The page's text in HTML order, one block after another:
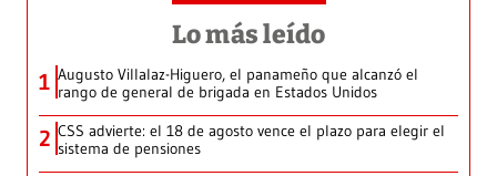
Lo más leído
1 Augusto Villalaz-Higuero, el panameño que alcanzó el
rango de general de brigada en Estados Unidos
2 CSS advierte: el 18 de agosto vence el plazo para elegir el
sistema de pensiones